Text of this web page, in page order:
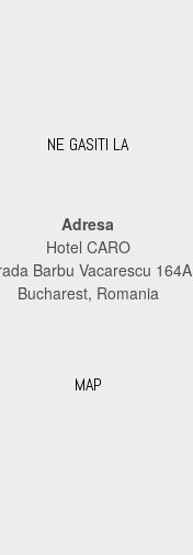
NE GASITI LA
Adresa
Hotel CARO
Barbu Vacarescu 164A
Bucharest, Romania
MAP